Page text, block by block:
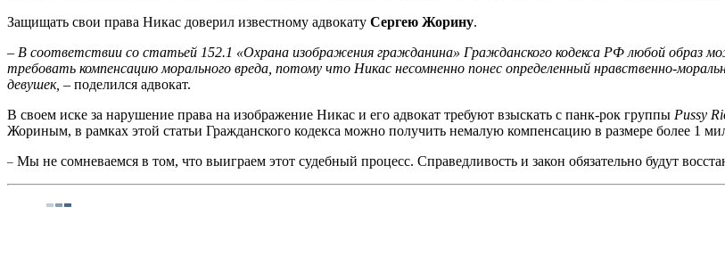
Защищать свои права Никас доверил известному адвокату Сергею Жорину.
– В соответствии со статьей 152.1 «Охрана изображения гражданина» Гражданского кодекса РФ любой образ
требовать компенсацию морального вреда, потому что Никас несомненно понес определенный нравственно-
девушек, – поделился адвокат.
В своем иске за нарушение права на изображение Никас и его адвокат требуют взыскать с панк-рок группы Pussy
Жориным, в рамках этой статьи Гражданского кодекса можно получить немалую компенсацию в размере более 1
– Мы не сомневаемся в том, что выиграем этот судебный процесс. Справедливость и закон обязательно будут